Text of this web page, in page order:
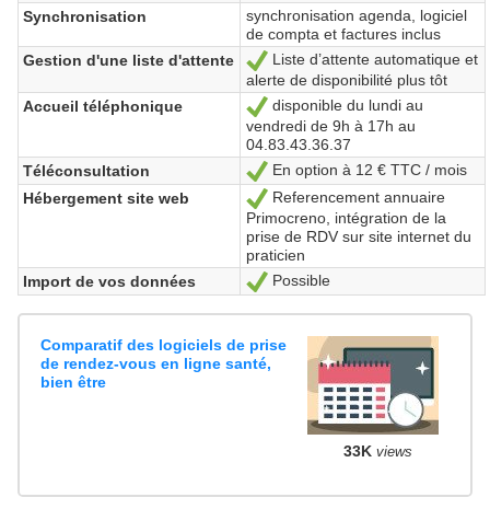
Synchronisation
synchronisation agenda, logiciel
de compta et factures inclus
Gestion d'une liste d'attente
Yes
Liste d’attente automatique et
alerte de disponibilité plus tôt
Accueil téléphonique
Yes
disponible du lundi au
vendredi de 9h à 17h au
04.83.43.36.37
Téléconsultation
Yes
En option à 12 € TTC / mois
Hébergement site web
Yes
Referencement annuaire
Primocreno, intégration de la
prise de RDV sur site internet du
praticien
Import de vos données
Yes
Possible
Comparatif des logiciels de prise
de rendez-vous en ligne santé,
bien être
33K views